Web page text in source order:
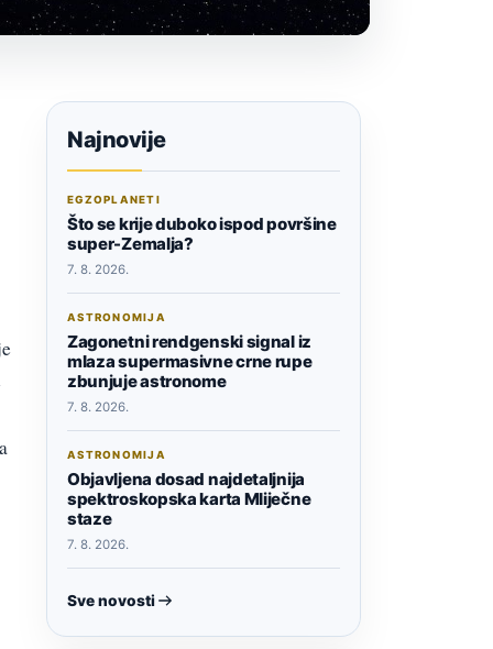
Najnovije
EGZOPLANETI
Što se krije duboko ispod površine
super-Zemalja?
7. 8. 2026.
ASTRONOMIJA
Zagonetni rendgenski signal iz
mlaza supermasivne crne rupe
zbunjuje astronome
7. 8. 2026.
ASTRONOMIJA
Objavljena dosad najdetaljnija
spektroskopska karta Mliječne
staze
7. 8. 2026.
Sve novosti